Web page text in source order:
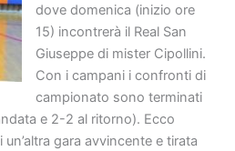
dove domenica (inizio ore
15) incontrerà il Real San
Giuseppe di mister Cipollini.
Con i campani i confronti di
campionato sono terminati
e 2-2 al ritorno). Ecco
gara avvincente e tirata